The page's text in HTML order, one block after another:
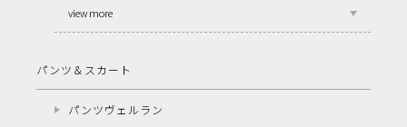
view more
パンツ＆スカート
パンツヴェルラン